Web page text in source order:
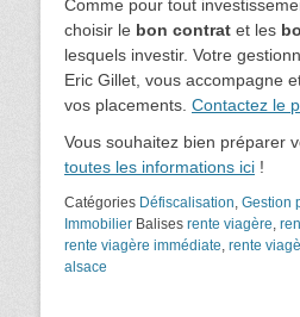
Comme pour tout
choisir le bon contrat et les
lesquels investir. Votre
Eric Gillet, vous accompagne
vos placements. Contactez le
Vous souhaitez bien préparer
toutes les informations ici !
Catégories Défiscalisation, Gestion
Immobilier Balises rente viagère,
rente viagère immédiate, rente
alsace